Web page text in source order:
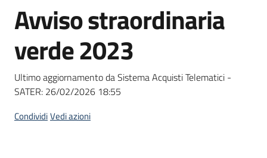
Bandi
strumenti
acquisto
Salta al contenuto
Avviso straordinaria
verde 2023
Ultimo aggiornamento da Sistema Acquisti Telematici -
SATER: 26/02/2026 18:55
CondividiVedi azioni